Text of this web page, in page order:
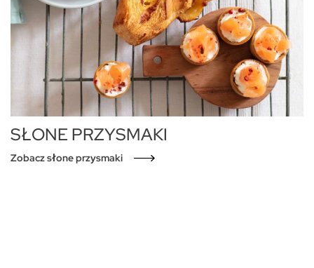
SŁONE PRZYSMAKI
Zobacz słone przysmaki